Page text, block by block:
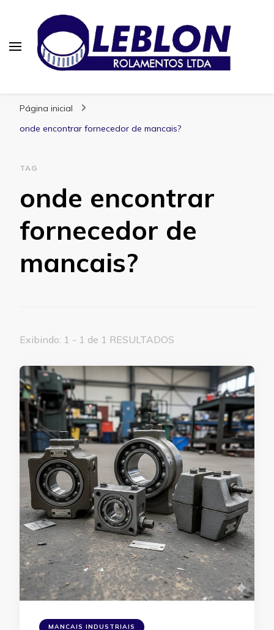
Página inicial
onde encontrar fornecedor de mancais?
TAG
onde encontrar
fornecedor de
mancais?
Exibindo: 1 - 1 de 1 RESULTADOS
MANCAIS INDUSTRIAIS